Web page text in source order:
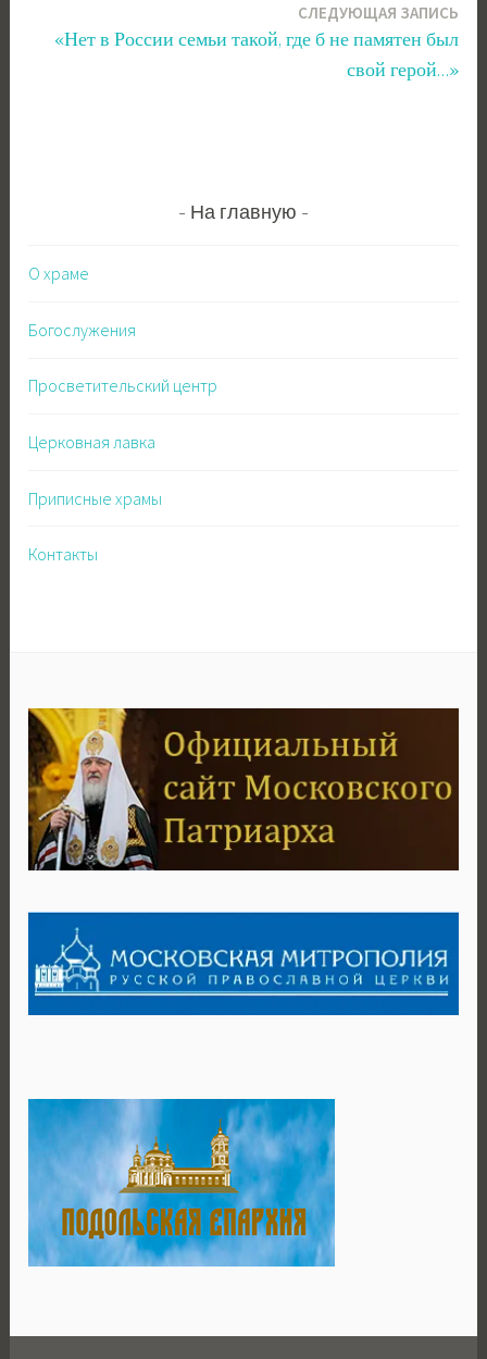
СЛЕДУЮЩАЯ ЗАПИСЬ
«Нет в России семьи такой, где б не памятен был
свой герой…»
На главную
О храме
Богослужения
Просветительский центр
Церковная лавка
Приписные храмы
Контакты